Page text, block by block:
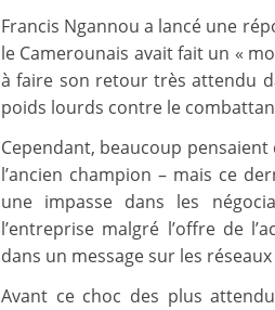
Francis Ngannou a lancé une
le Camerounais avait fait un «
à faire son retour très attendu
poids lourds contre le
Cependant, beaucoup pensaient
l’ancien champion – mais ce
une impasse dans les
l’entreprise malgré l’offre de
dans un message sur les
Avant ce choc des plus